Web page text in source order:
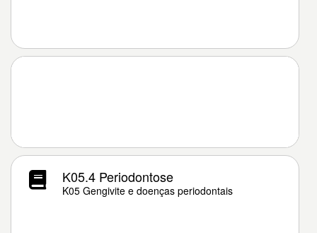
K05.4 Periodontose
K05 Gengivite e doenças periodontais